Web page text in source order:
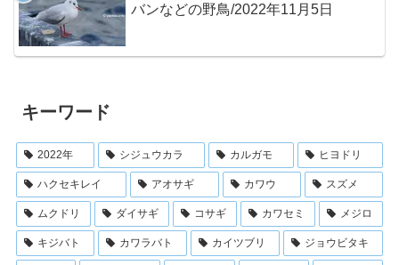
バンなどの野鳥/2022年11月5日
キーワード
2022年 シジュウカラ カルガモ ヒヨドリ
ハクセキレイ アオサギ カワウ スズメ
ムクドリ ダイサギ コサギ カワセミ メジロ
キジバト カワラバト カイツブリ ジョウビタキ